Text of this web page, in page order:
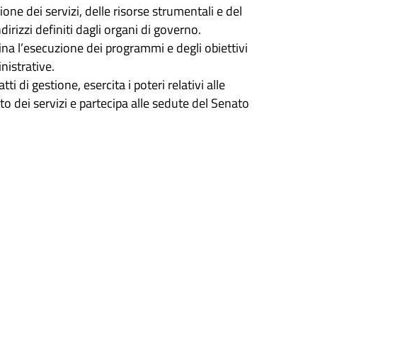
dei servizi, delle risorse strumentali e del
definiti dagli organi di governo.
l’esecuzione dei programmi e degli obiettivi
di gestione, esercita i poteri relativi alle
dei servizi e partecipa alle sedute del Senato